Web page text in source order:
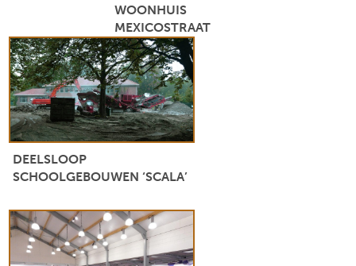
WOONHUIS
MEXICOSTRAAT
DEELSLOOP
SCHOOLGEBOUWEN ‘SCALA’